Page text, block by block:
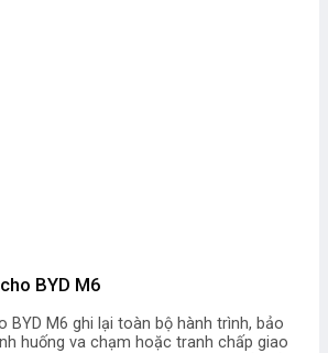
BYD M6
BYD M6 ghi lại toàn bộ hành trình, bảo
huống va chạm hoặc tranh chấp giao